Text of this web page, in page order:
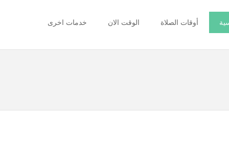
أوقات الصلاة الوقت الان خدمات اخرى